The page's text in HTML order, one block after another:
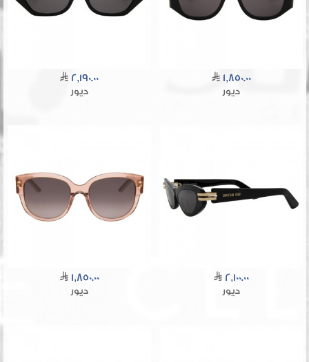
1,850.00
ديور
2,190.00
ديور
2,100.00
ديور
1,850.00
ديور